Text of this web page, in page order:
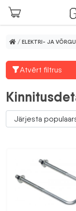
Skip to main
/ ELEKTRI- JA
Atvērt filtrus